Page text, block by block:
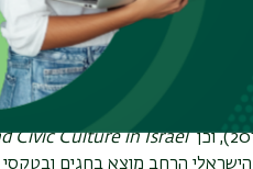
גם כעמית מחקר במרכז
בין-תחומי המשלב היסטוריה,
מתרחשים מלמטה ללא
ספריו: "מרדכי רוכב על סוס:
Civic Culture in Israel
הרחב מוצא בחגים